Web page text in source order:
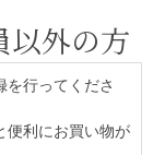
以外の方
を行ってくださ
便利にお買い物が